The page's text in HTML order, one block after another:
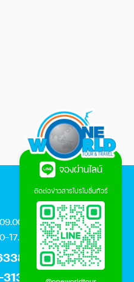
- 18.00 น.
17.00 น.
จองผ่านไลน์
ติดต่อข่าวสารโปรโมชั่นทัวร์